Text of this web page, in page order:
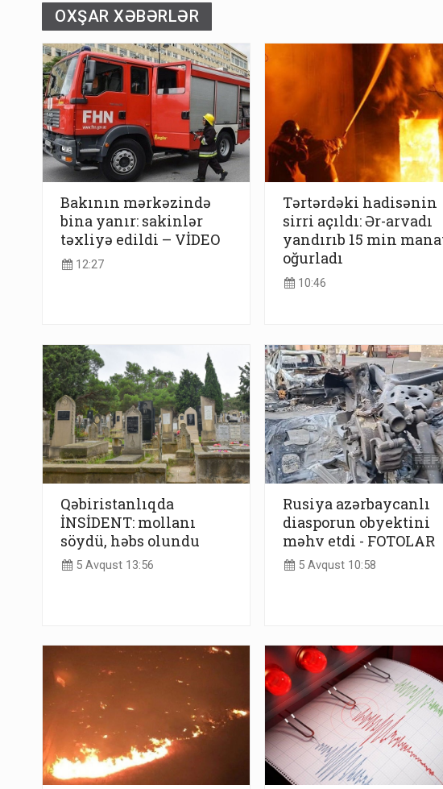
OXŞAR XƏBƏRLƏR
Bakının mərkəzində
bina yanır: sakinlər
təxliyə edildi – VİDEO
12:27
Tərtərdəki hadisənin
sirri açıldı: Ər-arvadı
yandırıb 15 min
oğurladı
10:46
Qəbiristanlıqda
İNSİDENT: mollanı
söydü, həbs olundu
5 Avqust 13:56
Rusiya azərbaycanlı
diasporun obyektini
məhv etdi - FOTOLAR
5 Avqust 10:58